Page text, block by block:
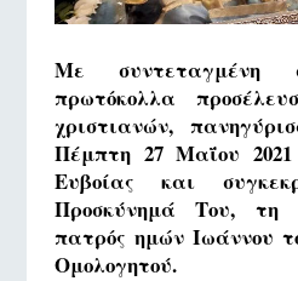
Με συντεταγμένη
πρωτόκολλα
χριστιανών,
Πέμπτη 27 Μαΐου
Ευβοίας και
Προσκύνημά Του, τη
πατρός ημών Ιωάννου
Ομολογητού.